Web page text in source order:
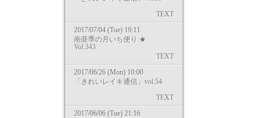
TEXT
2017/07/04 (Tue) 19:11
南亜季の月いち便り ★
Vol.343
TEXT
2017/06/26 (Mon) 10:00
「きれいレイキ通信」vol.54
TEXT
2017/06/06 (Tue) 21:16